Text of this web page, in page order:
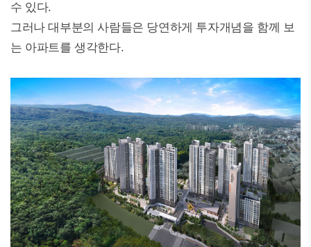
수 있다.
그러나 대부분의 사람들은 당연하게 투자개념을 함께 보
는 아파트를 생각한다.